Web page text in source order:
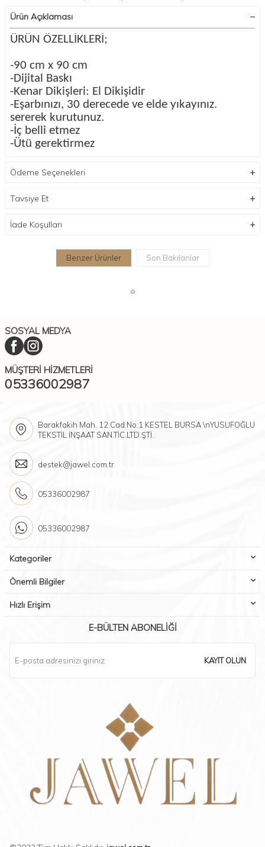
Ürün Açıklaması
ÜRÜN ÖZELLİKLERİ;
-90 cm x 90 cm
-Dijital Baskı
-Kenar Dikişleri: El Dikişidir
-Eşarbınızı, 30 derecede ve elde yıkayınız.
sererek kurutunuz.
-İç belli etmez
-Ütü gerektirmez
Ödeme Seçenekleri
Tavsiye Et
İade Koşulları
Benzer Ürünler Son Bakılanlar
SOSYAL MEDYA
MÜŞTERI HIZMETLERI
05336002987
Barakfakih Mah. 12.Cad.No:1 KESTEL BURSA \nYUSUFOĞLU
TEKSTİL İNŞAAT SAN.TİC.LTD.ŞTİ.
destek@jawel.com.tr
05336002987
05336002987
Kategoriler
Önemli Bilgiler
Hızlı Erişim
E-BÜLTEN ABONELIĞI
KAYIT OLUN